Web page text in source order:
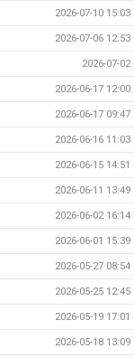
2026-07-10 15:03
2026-07-06 12:53
2026-07-02
2026-06-17 12:00
2026-06-17 09:47
2026-06-16 11:03
2026-06-15 14:51
2026-06-11 13:49
2026-06-02 16:14
2026-06-01 15:39
2026-05-27 08:54
2026-05-25 12:45
2026-05-19 17:01
2026-05-18 13:09